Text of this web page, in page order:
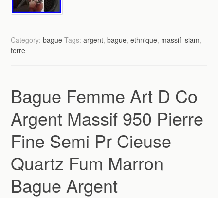
Category:bague Tags:argent,bague,ethnique, massif,siam,
terre
Bague Femme Art D Co
Argent Massif 950 Pierre
Fine Semi Pr Cieuse
Quartz Fum Marron
Bague Argent